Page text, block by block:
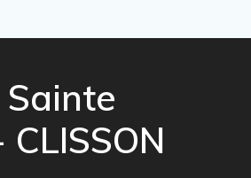
Sainte